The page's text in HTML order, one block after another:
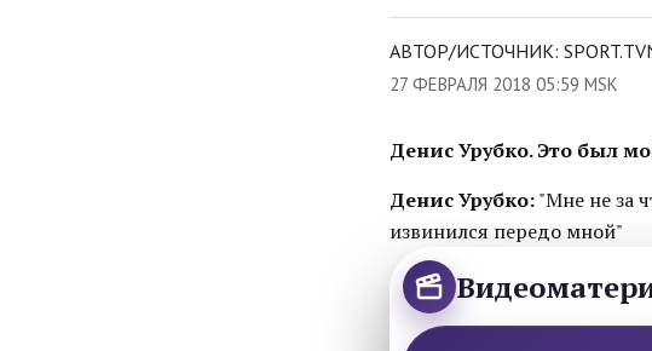
АВТОР/ИСТОЧНИК:
27 ФЕВРАЛЯ 2018 05:59 MSK
Денис Урубко. Это был
Денис Урубко:"Мне не за
извинился передо мной"